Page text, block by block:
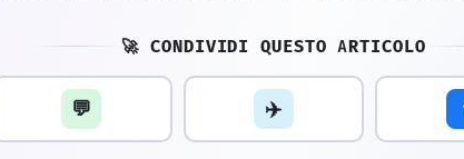
🚀 CONDIVIDI QUESTO ARTICOLO
💬 ✈️